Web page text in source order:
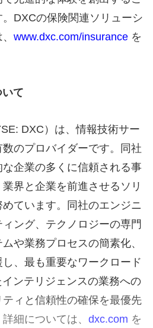
DXCの保険関連ソリューシ
www.dxc.com/insurance を
いて
DXC）は、情報技術サー
のプロバイダーです。同社
企業の多くに信頼される事
界と企業を前進させるソリ
ています。同社のエンジニ
ング、テクノロジーの専門
や業務プロセスの簡素化、
、最も重要なワークロード
ンテリジェンスの業務への
ィと信頼性の確保を最優先
細については、 dxc.com を